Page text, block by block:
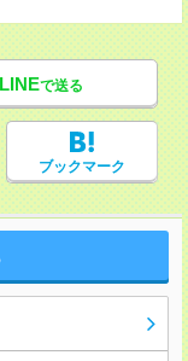
LINEで送る
ブックマーク